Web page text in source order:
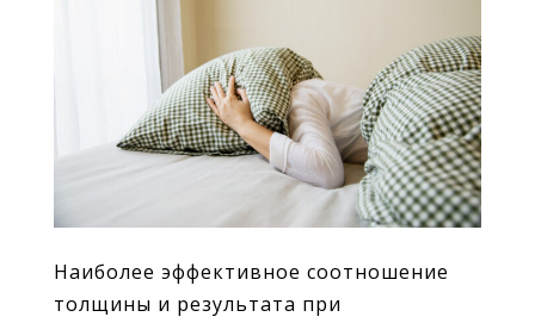
Наиболее эффективное соотношение
толщины и результата при